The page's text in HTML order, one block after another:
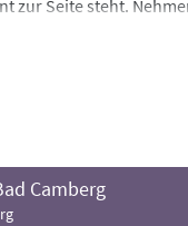
zur Seite steht.
Camberg